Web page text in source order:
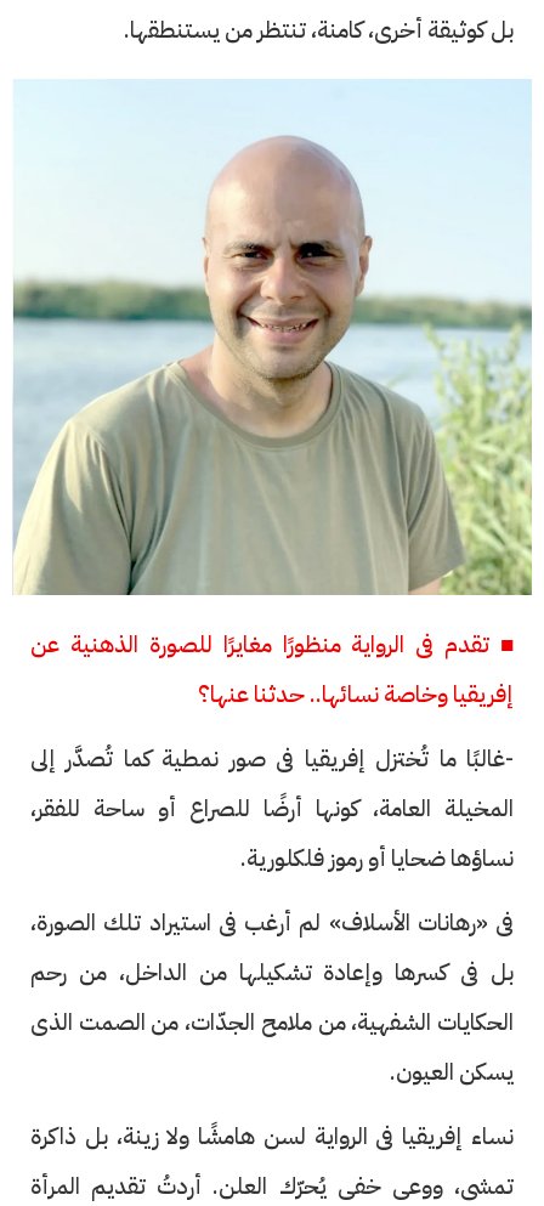
بل كوثيقة أخرى، كامنة، تنتظر من يستنطقها.
■ تقدم فى الرواية منظورًا مغايرًا للصورة الذهنية عن
إفريقيا وخاصة نسائها.. حدثنا عنها؟
-غالبًا ما تُختزل إفريقيا فى صور نمطية كما تُصدَّر إلى
المخيلة العامة، كونها أرضًا للصراع أو ساحة للفقر،
نساؤها ضحايا أو رموز فلكلورية.
فى «رهانات الأسلاف» لم أرغب فى استيراد تلك الصورة،
بل فى كسرها وإعادة تشكيلها من الداخل، من رحم
الحكايات الشفهية، من ملامح الجدّات، من الصمت الذى
يسكن العيون.
نساء إفريقيا فى الرواية لسن هامشًا ولا زينة، بل ذاكرة
تمشى، ووعى خفى يُحرّك العلن. أردتُ تقديم المرأة